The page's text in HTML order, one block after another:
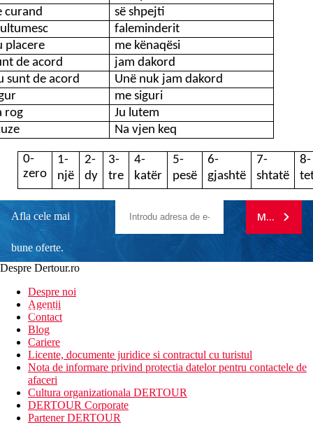
curand
së shpejti
faleminderit
placere
me kënaqësi
de acord
jam dakord
sunt de acord
Unë nuk jam dakord
me siguri
rog
Ju lutem
Na vjen keq
0-
zero
1-
një
2-
dy
3-
tre
4-
katër
5-
pesë
6-
gjashtë
7-
shtatë
8-
Afla cele mai
bune oferte.
newsletter!
MA
Despre Dertour.ro
Despre noi
Agentii
Contact
Blog
Cariere
Licente, documente juridice si contractul cu turistul
Nota de informare privind protectia datelor pentru contactele de
afaceri
Cultura organizationala DERTOUR
DERTOUR Corporate
Partener DERTOUR